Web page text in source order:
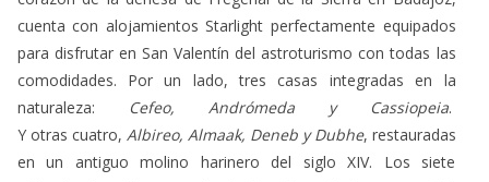
corazón de la dehesa de Fregenal de la Sierra en Badajoz,
cuenta con alojamientos Starlight perfectamente equipados
para disfrutar en San Valentín del astroturismo con todas las
Por un lado, tres casas integradas en la
Cefeo, Andrómeda y Cassiopeia
Y otras cuatro,
Albireo, Almaak, Deneb y Dubhe , restauradas
en un antiguo molino harinero del siglo XIV. Los siete